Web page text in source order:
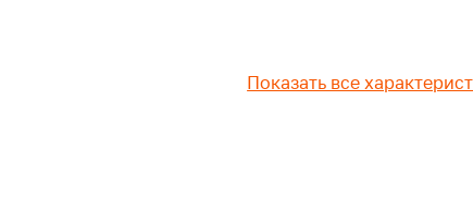
Показать все